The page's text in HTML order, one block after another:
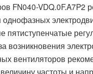
FN040-VDQ.0F.A7P2
возникновения
вентиляторов
частоты и